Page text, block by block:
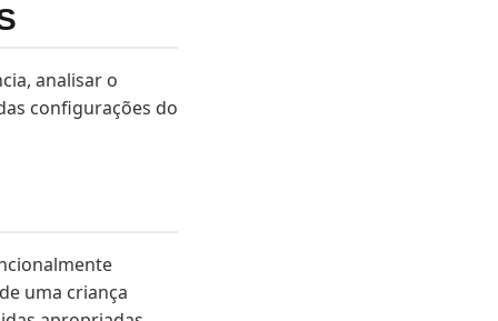
analisar o
configurações do
uma criança